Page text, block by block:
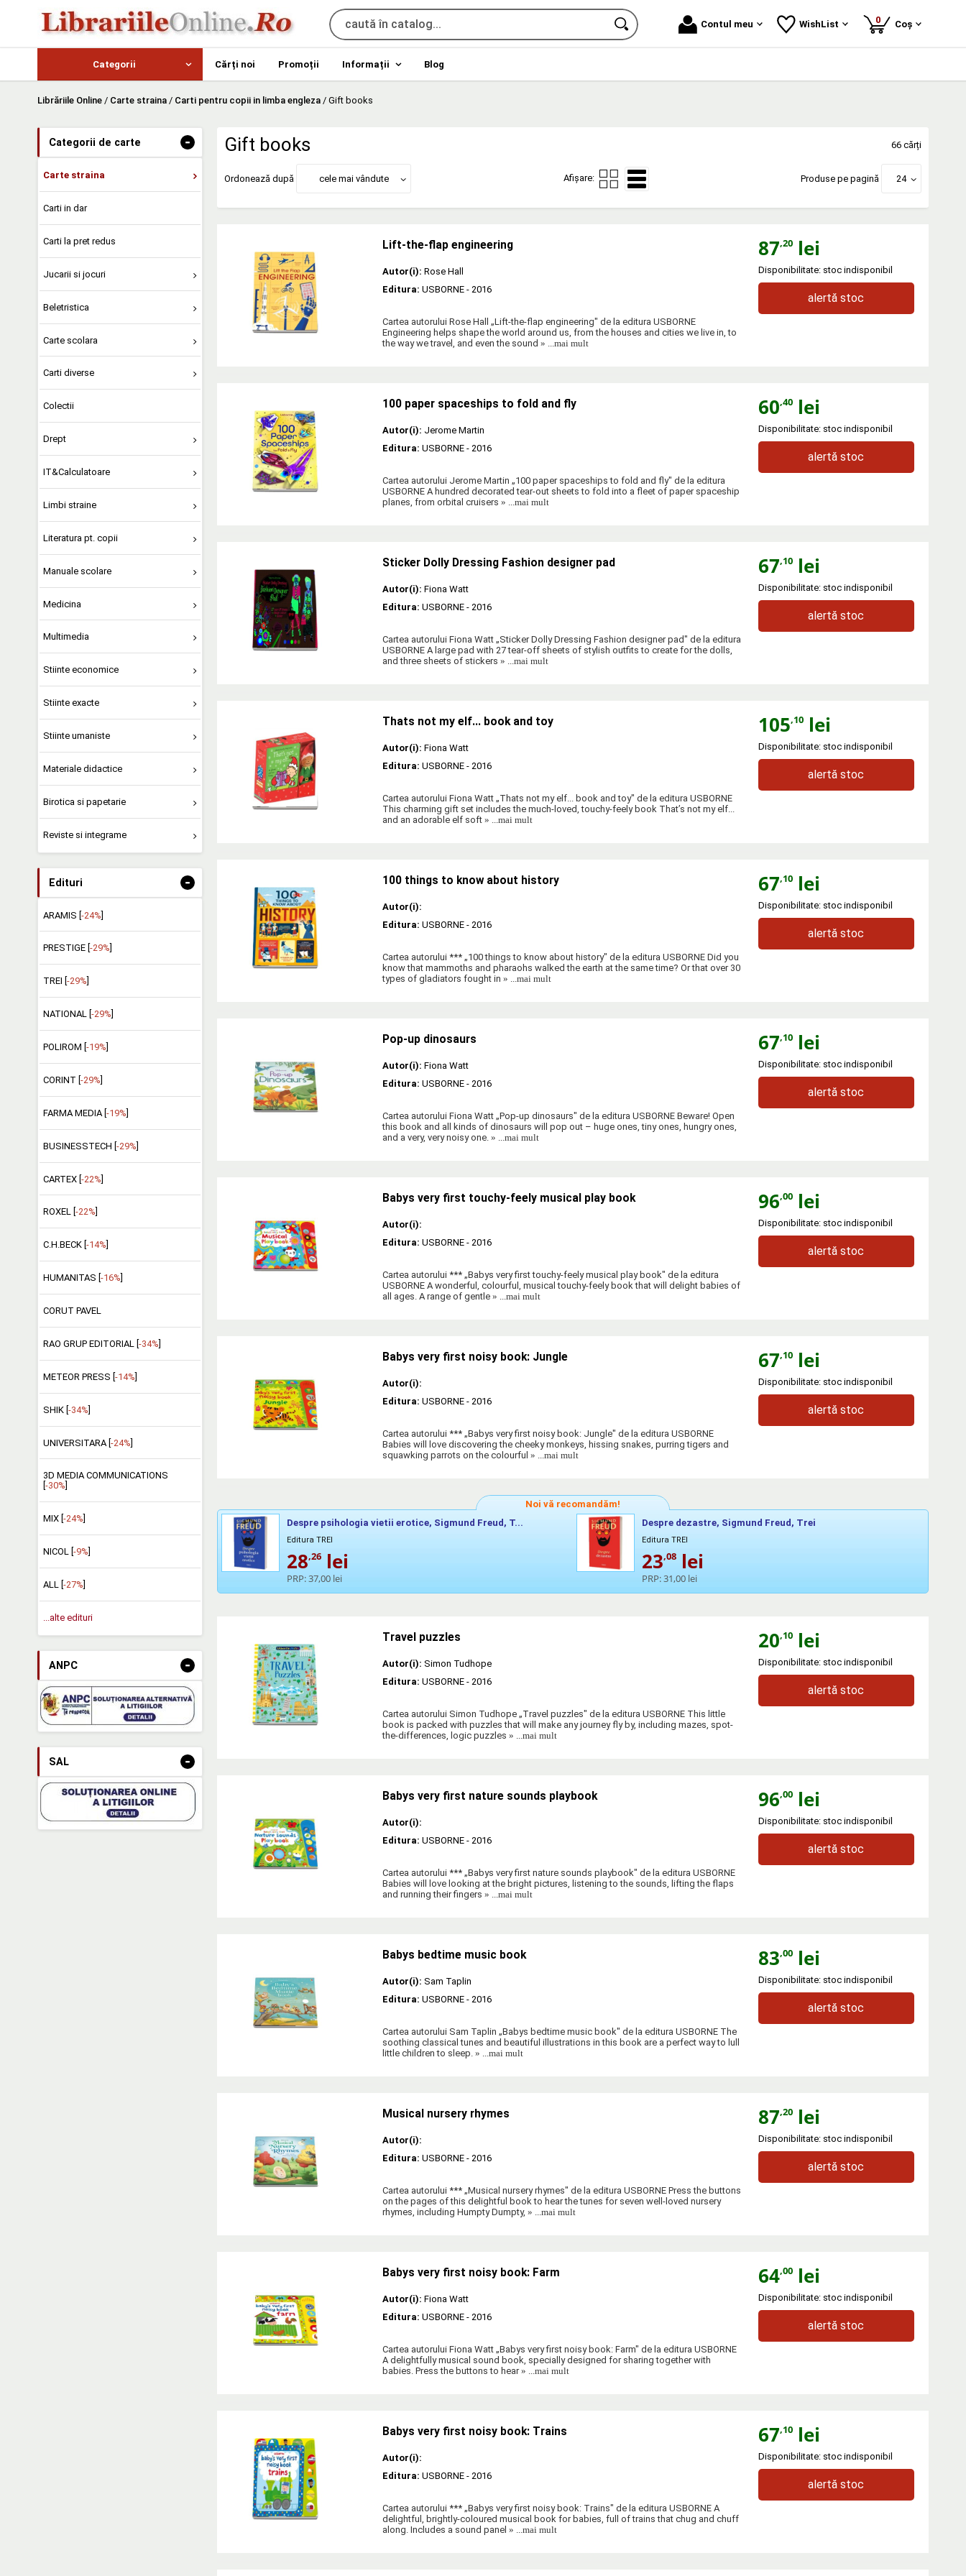
Contul meu WishList 0produse
Coș
Categorii Cărți noi Promoții Informații Blog
Librăriile Online / Carte straina / Carti pentru copii in limba engleza / Gift books
Categorii de carte -
Carte straina
Carti in dar
Carti la pret redus
Jucarii si jocuri
Beletristica
Carte scolara
Carti diverse
Colectii
Drept
IT&Calculatoare
Limbi straine
Literatura pt. copii
Manuale scolare
Medicina
Multimedia
Stiinte economice
Stiinte exacte
Stiinte umaniste
Materiale didactice
Birotica si papetarie
Reviste si integrame
Edituri -
ARAMIS [-24%]
PRESTIGE [ -29%
TREI [ -29%
NATIONAL [ -29%
POLIROM [ -19%
CORINT [ -29%
FARMA MEDIA [ -19%
BUSINESSTECH [-29%]
CARTEX [-22%]
ROXEL [ -22%
C.H.BECK [ -14%
HUMANITAS [ -16%
CORUT PAVEL
RAO GRUP EDITORIAL [ -34%
METEOR PRESS [ -14%
SHIK [-34%]
UNIVERSITARA [-24%]
3D MEDIA COMMUNICATIONS
-30%
MIX [ -24%
NICOL [ -9%
ALL [ -27%
...alte edituri
ANPC -
SAL -
Gift books 66 cărți
Ordonează după cele mai vândute Afișare: Produse pe pagină 24
Lift-the-flap engineering
Autor(i): Rose Hall
Editura: USBORNE - 2016
Cartea autorului Rose Hall „Lift-the-flap engineering" de la editura USBORNE
Engineering helps shape the world around us, from the houses and cities we live in, to
the way we travel, and even the sound » ...mai mult
87,20lei
Disponibilitate: stoc indisponibil
alertă stoc
100 paper spaceships to fold and fly
Autor(i): Jerome Martin
Editura: USBORNE - 2016
Cartea autorului Jerome Martin „100 paper spaceships to fold and fly" de la editura
USBORNE A hundred decorated tear-out sheets to fold into a fleet of paper spaceship
planes, from orbital cruisers » ...mai mult
60,40lei
Disponibilitate: stoc indisponibil
alertă stoc
Sticker Dolly Dressing Fashion designer pad
Autor(i): Fiona Watt
Editura: USBORNE - 2016
Cartea autorului Fiona Watt „Sticker Dolly Dressing Fashion designer pad" de la editura
USBORNE A large pad with 27 tear-off sheets of stylish outfits to create for the dolls,
and three sheets of stickers » ...mai mult
67,10lei
Disponibilitate: stoc indisponibil
alertă stoc
Thats not my elf... book and toy
Autor(i): Fiona Watt
Editura: USBORNE - 2016
Cartea autorului Fiona Watt „Thats not my elf... book and toy" de la editura USBORNE
This charming gift set includes the much-loved, touchy-feely book That’s not my elf...
and an adorable elf soft » ...mai mult
105,10lei
Disponibilitate: stoc indisponibil
alertă stoc
100 things to know about history
Autor(i):
Editura: USBORNE - 2016
Cartea autorului *** „100 things to know about history" de la editura USBORNE Did you
know that mammoths and pharaohs walked the earth at the same time? Or that over 30
types of gladiators fought in » ...mai mult
67,10lei
Disponibilitate: stoc indisponibil
alertă stoc
Pop-up dinosaurs
Autor(i): Fiona Watt
Editura: USBORNE - 2016
Cartea autorului Fiona Watt „Pop-up dinosaurs" de la editura USBORNE Beware! Open
this book and all kinds of dinosaurs will pop out – huge ones, tiny ones, hungry ones,
and a very, very noisy one. » ...mai mult
67,10lei
Disponibilitate: stoc indisponibil
alertă stoc
Babys very first touchy-feely musical play book
Autor(i):
Editura: USBORNE - 2016
Cartea autorului *** „Babys very first touchy-feely musical play book" de la editura
USBORNE A wonderful, colourful, musical touchy-feely book that will delight babies of
all ages. A range of gentle » ...mai mult
96,00lei
Disponibilitate: stoc indisponibil
alertă stoc
Babys very first noisy book: Jungle
Autor(i):
Editura: USBORNE - 2016
Cartea autorului *** „Babys very first noisy book: Jungle" de la editura USBORNE
Babies will love discovering the cheeky monkeys, hissing snakes, purring tigers and
squawking parrots on the colourful » ...mai mult
67,10lei
Disponibilitate: stoc indisponibil
alertă stoc
Noi vă recomandăm!
Despre psihologia vietii erotice, Sigmund Freud, T...
Editura TREI
28,26 lei
PRP:37,00 lei
Despre dezastre, Sigmund Freud, Trei
Editura TREI
23,08 lei
PRP:31,00 lei
Travel puzzles
Autor(i): Simon Tudhope
Editura: USBORNE - 2016
Cartea autorului Simon Tudhope „Travel puzzles" de la editura USBORNE This little
book is packed with puzzles that will make any journey fly by, including mazes, spot-
the-differences, logic puzzles » ...mai mult
20,10lei
Disponibilitate: stoc indisponibil
alertă stoc
Babys very first nature sounds playbook
Autor(i):
Editura: USBORNE - 2016
Cartea autorului *** „Babys very first nature sounds playbook" de la editura USBORNE
Babies will love looking at the bright pictures, listening to the sounds, lifting the flaps
and running their fingers » ...mai mult
96,00lei
Disponibilitate: stoc indisponibil
alertă stoc
Babys bedtime music book
Autor(i): Sam Taplin
Editura: USBORNE - 2016
Cartea autorului Sam Taplin „Babys bedtime music book" de la editura USBORNE The
soothing classical tunes and beautiful illustrations in this book are a perfect way to lull
little children to sleep. » ...mai mult
83,00lei
Disponibilitate: stoc indisponibil
alertă stoc
Musical nursery rhymes
Autor(i):
Editura: USBORNE - 2016
Cartea autorului *** „Musical nursery rhymes" de la editura USBORNE Press the buttons
on the pages of this delightful book to hear the tunes for seven well-loved nursery
rhymes, including Humpty Dumpty, » ...mai mult
87,20lei
Disponibilitate: stoc indisponibil
alertă stoc
Babys very first noisy book: Farm
Autor(i): Fiona Watt
Editura: USBORNE - 2016
Cartea autorului Fiona Watt „Babys very first noisy book: Farm" de la editura USBORNE
A delightfully musical sound book, specially designed for sharing together with
babies. Press the buttons to hear» ...mai mult
64,00lei
Disponibilitate: stoc indisponibil
alertă stoc
Babys very first noisy book: Trains
Autor(i):
Editura: USBORNE - 2016
Cartea autorului *** „Babys very first noisy book: Trains" de la editura USBORNE A
delightful, brightly-coloured musical book for babies, full of trains that chug and chuff
along. Includes a sound panel » ...mai mult
67,10lei
Disponibilitate: stoc indisponibil
alertă stoc